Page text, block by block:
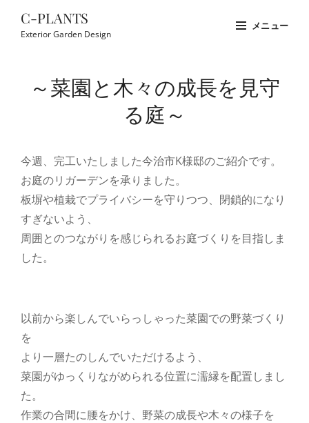
C-PLANTS
Exterior Garden Design
メニュー
～菜園と木々の成長を見守
る庭～
今週、完工いたしました今治市K様邸のご紹介です。
お庭のリガーデンを承りました。
板塀や植栽でプライバシーを守りつつ、閉鎖的になり
すぎないよう、
周囲とのつながりを感じられるお庭づくりを目指しま
した。
以前から楽しんでいらっしゃった菜園での野菜づくり
を
より一層たのしんでいただけるよう、
菜園がゆっくりながめられる位置に濡縁を配置しまし
た。
作業の合間に腰をかけ、野菜の成長や木々の様子を